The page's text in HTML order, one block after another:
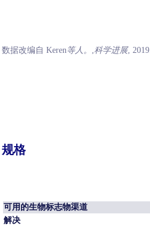
数据改编自 Keren 等人。 科学进展, 2019.
规格
可用的生物标志物渠道
解决